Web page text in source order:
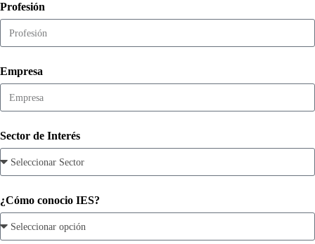
Profesión
Empresa
Sector de Interés
¿Cómo conocio IES?